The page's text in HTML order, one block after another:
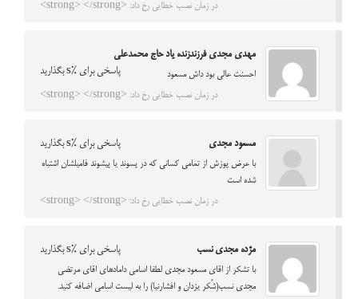
در زمان نصب خطایی رخ داد: <strong> </strong>
مهدی مجدی فرزندزنده یاد حاج محمدعلی
پاسخی برای %s بگذارید
احسنت عالی بود داش مسعود
در زمان نصب خطایی رخ داد: <strong> </strong>
مسعود مجدی پاسخی برای %s بگذارید
با عرض پوزش از تمامی کسانی که در پسوند یا پیشوند فامیلشان اشتباه
شده است
در زمان نصب خطایی رخ داد: <strong> </strong>
مژده مجدی نسب پاسخی برای %s بگذارید
با تشکر از اقای مسعود مجدی لطفا اسامی دامادهای اقای مرتضی
مجدی نسب(شُکر یزدان و افشارنیا) را به لیست اسامی اضافه کنید.